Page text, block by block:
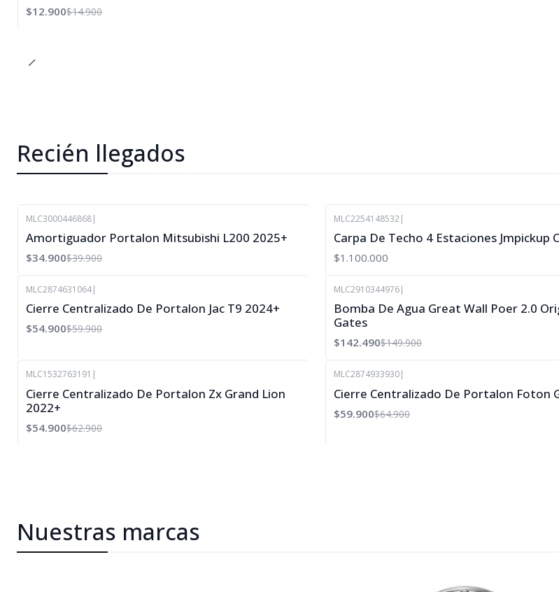
$12.900$14.900
Recién llegados
OFF
MLC3000446868|
Amortiguador Portalon Mitsubishi L200 2025+
$34.900$39.900
MLC2254148532|
Carpa De Techo 4 Estaciones Jmpickup
$1.100.000
OFF
MLC2874631064|
Cierre Centralizado De Portalon Jac T9 2024+
$54.900$59.900
-5%
OFF
MLC2910344976|
Bomba De Agua Great Wall Poer 2.0
Gates
$142.490$149.900
OFF
MLC1532763191 |
Cierre Centralizado De Portalon Zx Grand Lion
2022+
$54.900$62.900
OFF
Agotado
MLC2874933930|
Cierre Centralizado De Portalon Foton
$59.900$64.900
Nuestras marcas